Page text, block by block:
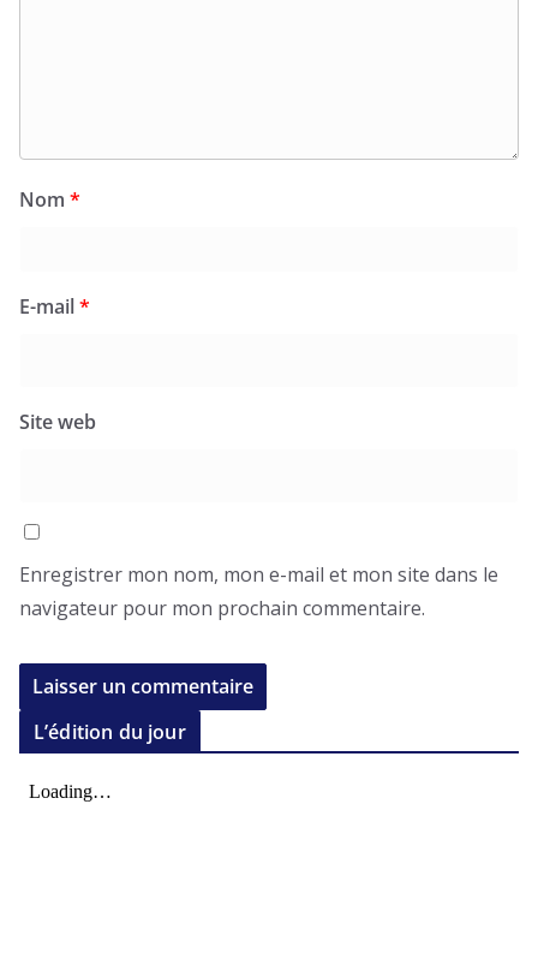
Nom *
E-mail*
Site web
Enregistrer mon nom, mon e-mail et mon site dans le
navigateur pour mon prochain commentaire.
L’édition du jour